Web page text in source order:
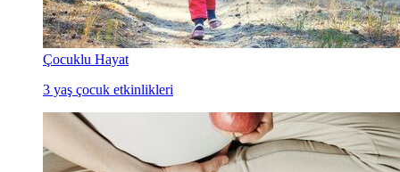
Çocuklu Hayat
3 yaş çocuk etkinlikleri